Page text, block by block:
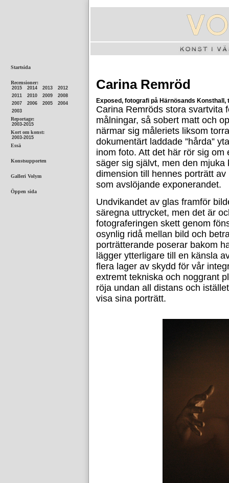
Carina Remröd
Exposed, fotografi på Härnösands Konsthall,
Carina Remröds stora svartvita
målningar, så sobert matt och
närmar sig måleriets liksom
dokumentärt laddade ”hårda”
inom foto. Att det här rör sig
säger sig självt, men den
dimension till hennes porträtt
som avslöjande exponerandet.
Undvikandet av glas framför
säregna uttrycket, men det är
fotograferingen skett genom
osynlig ridå mellan bild och
porträtterande poserar bakom
lägger ytterligare till en känsla
flera lager av skydd för vår
extremt tekniska och noggrant
röja undan all distans och
visa sina porträtt.